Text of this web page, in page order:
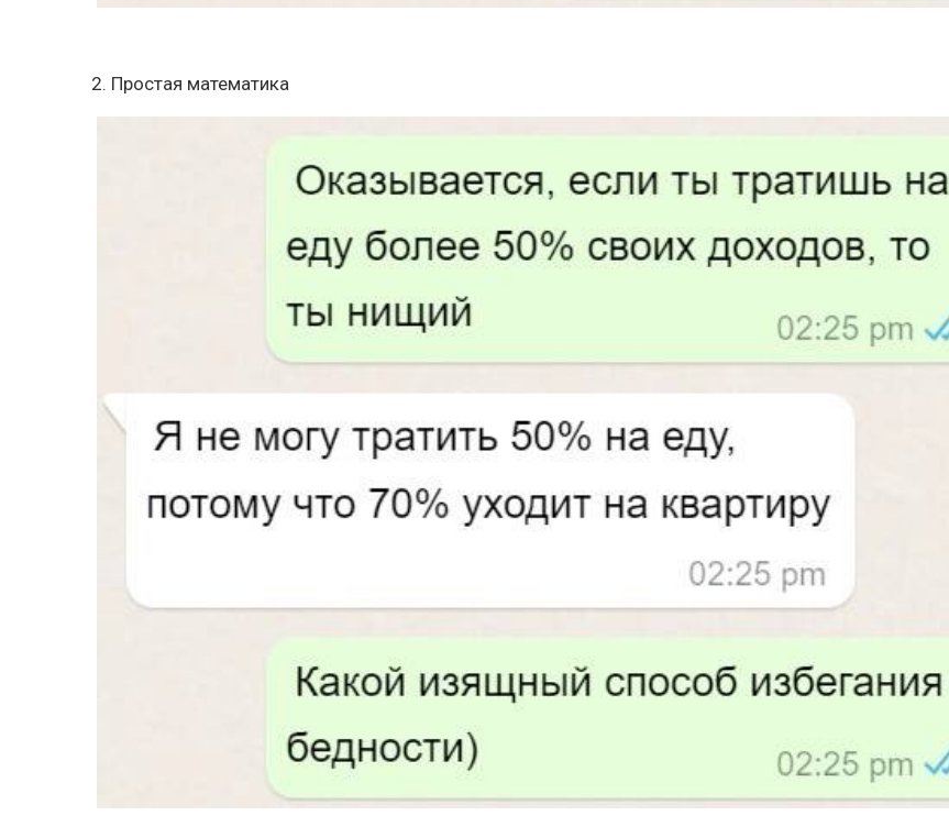
2. Простая математика